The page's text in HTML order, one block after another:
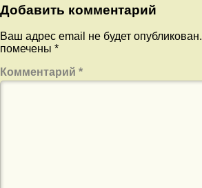
Добавить комментарий
Ваш адрес email не будет опубликован.
помечены *
Комментарий *